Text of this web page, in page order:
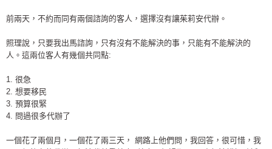
前兩天，不約而同有兩個諮詢的客人，選擇沒有讓茱莉安代辦。
照理說，只要我出馬諮詢，只有沒有不能解決的事，只能有不能解決的
人。這兩位客人有幾個共同點:
1. 很急
2. 想要移民
3. 預算很緊
4. 問過很多代辦了
一個花了兩個月，一個花了兩三天， 網路上他們問，我回答，很可惜，我